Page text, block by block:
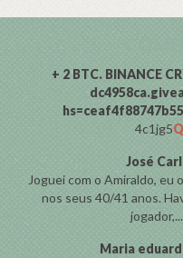
+ 2 BTC. BINANCE
4c1jg5
José
Joguei com o Amiraldo, eu
nos seus 40/41 anos.
jogador,...
Maria